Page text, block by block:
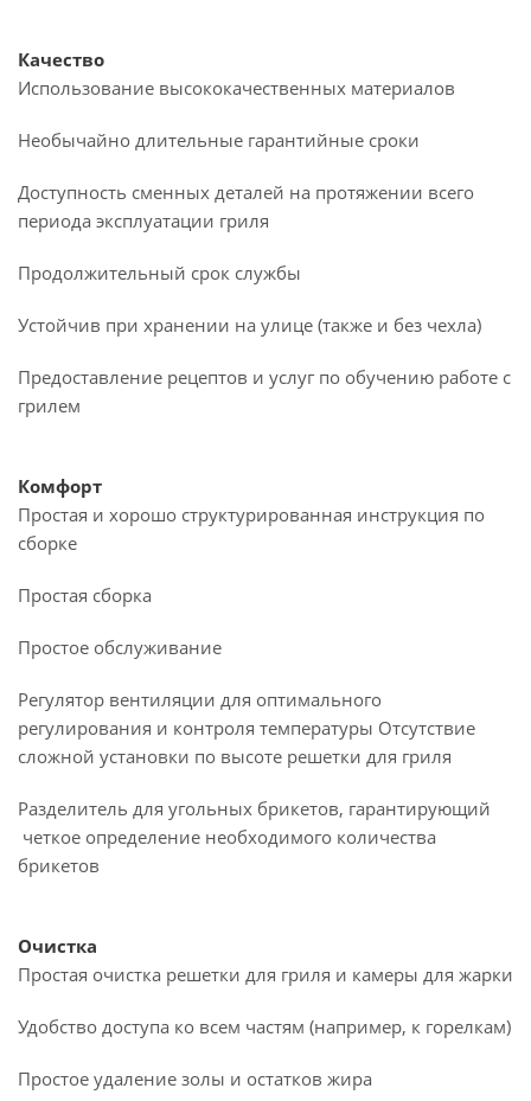
Качество
Использование высококачественных материалов
Необычайно длительные гарантийные сроки
Доступность сменных деталей на протяжении всего
периода эксплуатации гриля
Продолжительный срок службы
Устойчив при хранении на улице (также и без чехла)
Предоставление рецептов и услуг по обучению работе с
грилем
Комфорт
Простая и хорошо структурированная инструкция по
сборке
Простая сборка
Простое обслуживание
Регулятор вентиляции для оптимального
регулирования и контроля температуры Отсутствие
сложной установки по высоте решетки для гриля
Разделитель для угольных брикетов, гарантирующий
четкое определение необходимого количества
брикетов
Очистка
Простая очистка решетки для гриля и камеры для жарки
Удобство доступа ко всем частям (например, к горелкам)
Простое удаление золы и остатков жира